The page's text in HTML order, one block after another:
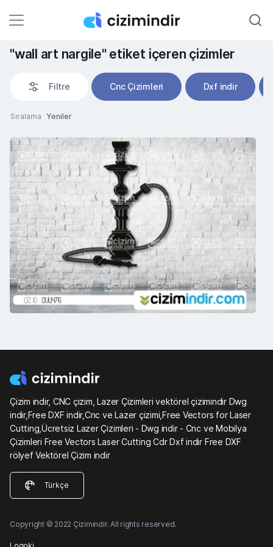
"wall art nargile" etiket içeren çizimler
Filtre Cnc Çizimleri Dxf indir
Sıralama Yeniler
Çizim indir, CNC çizim, Lazer Çizimleri vektörel çizimindir Dwg
indir,Free DXF indir,Cnc ve Lazer çizimi,Free Vectors for Laser
Cutting,Ücretsiz Lazer Çizimleri - Dwg indir - Cnc ve Mobilya
Çizimleri Free Vectors Laser Cutting Cdr Dxf indir Free DXF
rölyef Vektörel Çizim indir
Türkçe
Copyright © 2022 Çizimindir. All rights reserved.